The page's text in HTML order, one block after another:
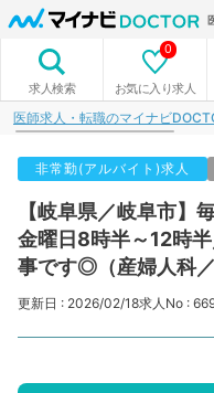
求人検索 お気に入り求人
0
医師求人・転職のマイナビ
非常勤(アルバイト)求人
【岐阜県／岐阜市】
金曜日8時半～12時
事です◎（産婦人科／
更新日 : 2026/02/18求人No :